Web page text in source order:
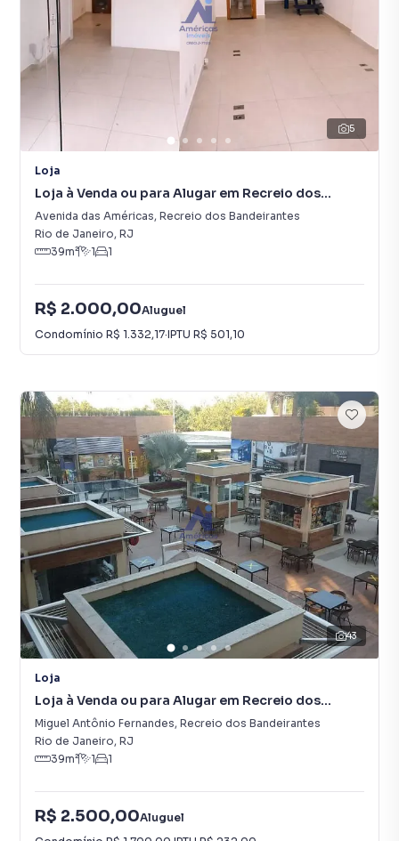
5
Loja
Loja à Venda ou para Alugar em Recreio dos
Bandeirantes
Avenida das Américas, Recreio dos Bandeirantes
Rio de Janeiro, RJ
39m² 1 1
R$ 2.000,00Aluguel
Condomínio R$ 1.332,17·IPTU R$ 501,10
43
Loja
Loja à Venda ou para Alugar em Recreio dos
Bandeirantes
Miguel Antônio Fernandes, Recreio dos Bandeirantes
Rio de Janeiro, RJ
39m² 1 1
R$ 2.500,00Aluguel